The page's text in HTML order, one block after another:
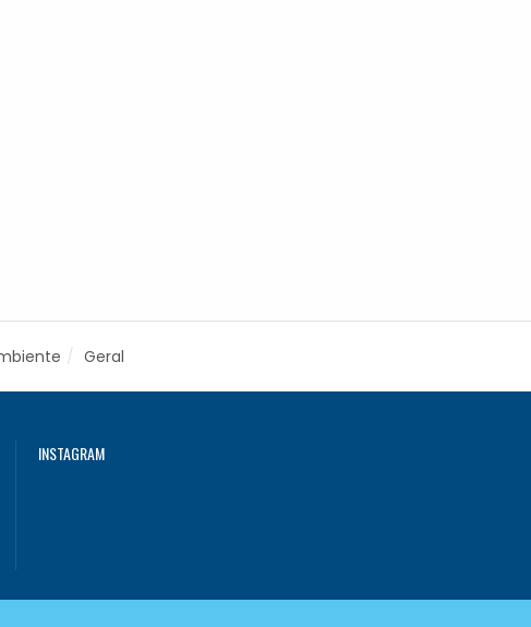
Geral
INSTAGRAM